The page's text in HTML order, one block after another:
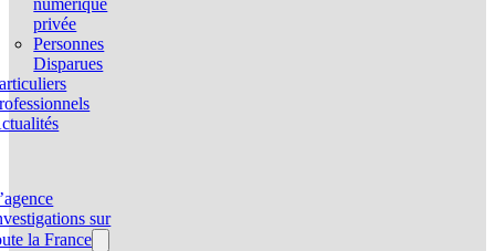
numérique
privée
Personnes
Disparues
sur
la France